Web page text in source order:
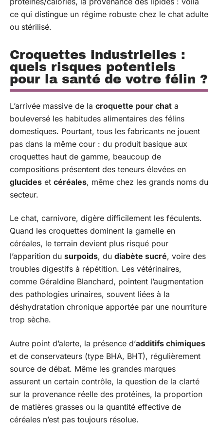
ce qui distingue un régime robuste chez le chat adulte
ou stérilisé.
Croquettes industrielles :
quels risques potentiels
pour la santé de votre félin ?
L’arrivée massive de la croquette pour chat a
bouleversé les habitudes alimentaires des félins
domestiques. Pourtant, tous les fabricants ne jouent
pas dans la même cour : du produit basique aux
croquettes haut de gamme, beaucoup de
compositions présentent des teneurs élevées en
glucides et céréales, même chez les grands noms du
secteur.
Le chat, carnivore, digère difficilement les féculents.
Quand les croquettes dominent la gamelle en
céréales, le terrain devient plus risqué pour
l’apparition du surpoids, du diabète sucré, voire des
troubles digestifs à répétition. Les vétérinaires,
comme Géraldine Blanchard, pointent l’augmentation
des pathologies urinaires, souvent liées à la
déshydratation chronique apportée par une nourriture
trop sèche.
Autre point d’alerte, la présence d’additifs chimiques
et de conservateurs (type BHA, BHT), régulièrement
source de débat. Même les grandes marques
assurent un certain contrôle, la question de la clarté
sur la provenance réelle des protéines, la proportion
de matières grasses ou la quantité effective de
céréales n’est pas toujours résolue.